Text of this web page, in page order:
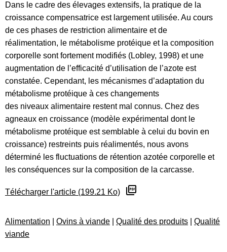
Dans le cadre des élevages extensifs, la pratique de la
croissance compensatrice est largement utilisée. Au cours
de ces phases de restriction alimentaire et de
réalimentation, le métabolisme protéique et la composition
corporelle sont fortement modifiés (Lobley, 1998) et une
augmentation de l’efficacité d’utilisation de l’azote est
constatée. Cependant, les mécanismes d’adaptation du
métabolisme protéique à ces changements
des niveaux alimentaire restent mal connus. Chez des
agneaux en croissance (modèle expérimental dont le
métabolisme protéique est semblable à celui du bovin en
croissance) restreints puis réalimentés, nous avons
déterminé les fluctuations de rétention azotée corporelle et
les conséquences sur la composition de la carcasse.
Télécharger l'article (199.21 Ko)
Alimentation Ovins à viande Qualité des produits
Qualité
viande